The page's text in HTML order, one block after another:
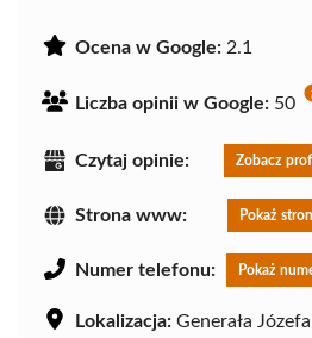
Ocena w Google: 2.1
Liczba opinii w Google: 50
Czytaj opinie: Zobacz
Strona www: Pokaż
Numer telefonu: Pokaż
Lokalizacja: Generała